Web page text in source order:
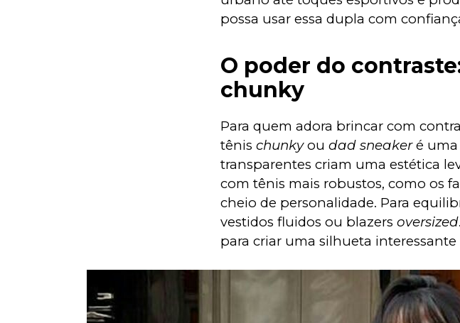
possa usar essa dupla com
O poder do
chunky
Para quem adora brincar com
tênis chunky ou dad sneaker é uma
transparentes criam uma estética
com tênis mais robustos, como os
cheio de personalidade. Para
vestidos fluidos ou blazers oversized
para criar uma silhueta interessante